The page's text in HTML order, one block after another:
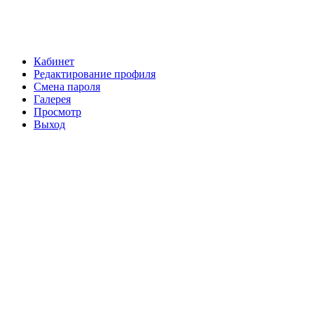
Кабинет
Редактирование профиля
Смена пароля
Галерея
Просмотр
Выход